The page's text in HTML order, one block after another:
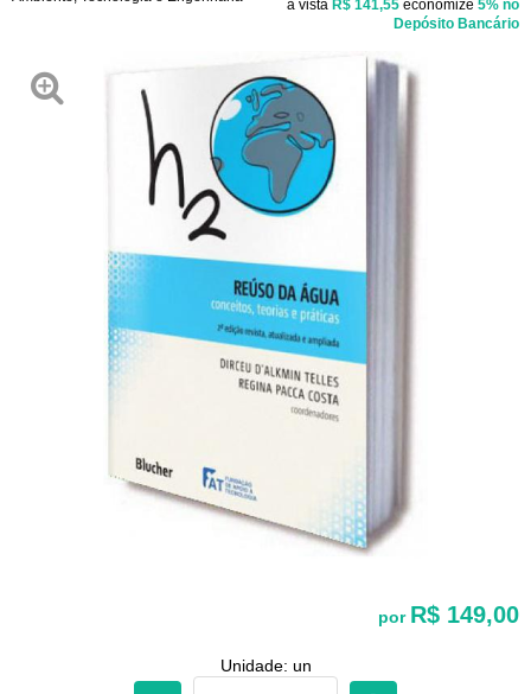
à vista R$ 141,55 economize 5% no
Depósito Bancário
por R$ 149,00
Unidade: un